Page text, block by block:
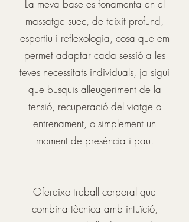
La meva base es fonamenta en el
massatge suec, de teixit profund,
esportiu i reflexologia, cosa que em
permet adaptar cada sessió a les
teves necessitats individuals, ja sigui
que busquis alleugeriment de la
tensió, recuperació del viatge o
entrenament, o simplement un
moment de presència i pau.
Ofereixo treball corporal que
combina tècnica amb intuïció,